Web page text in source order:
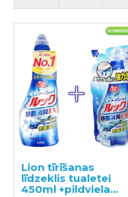
Lion tīrīšanas
līdzeklis tualetei
450ml +pildviela